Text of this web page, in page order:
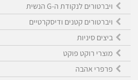
ויברטורים לנקודת ה-G הנשית
ויברטורים קטנים ודיסקרטיים
ביצים סיניות
מוצרי רוקט פוקט
פרפרי אהבה